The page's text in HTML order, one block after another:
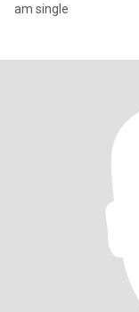
am single